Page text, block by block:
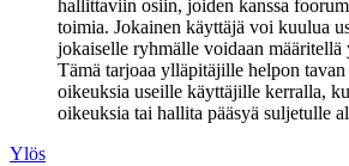
hallittaviin osiin, joiden kanssa
toimia. Jokainen käyttäjä voi kuulua
jokaiselle ryhmälle voidaan
Tämä tarjoaa ylläpitäjille helpon
oikeuksia useille käyttäjille kerralla,
oikeuksia tai hallita pääsyä suljetulle
Ylös